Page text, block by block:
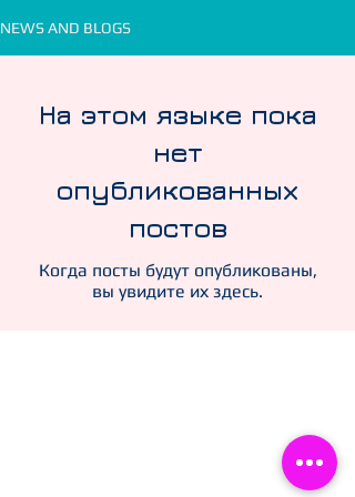
NEWS AND BLOGS
На этом языке пока
нет
опубликованных
постов
Когда посты будут опубликованы,
вы увидите их здесь.